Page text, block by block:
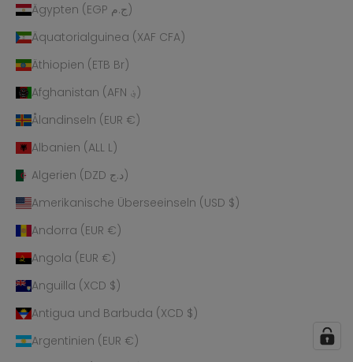
Ägypten (EGP ج.م)
Äquatorialguinea (XAF CFA)
Äthiopien (ETB Br)
Afghanistan (AFN ؋)
Ålandinseln (EUR €)
Albanien (ALL L)
Algerien (DZD د.ج)
Amerikanische Überseeinseln (USD $)
Andorra (EUR €)
Angola (EUR €)
Anguilla (XCD $)
Antigua und Barbuda (XCD $)
Argentinien (EUR €)